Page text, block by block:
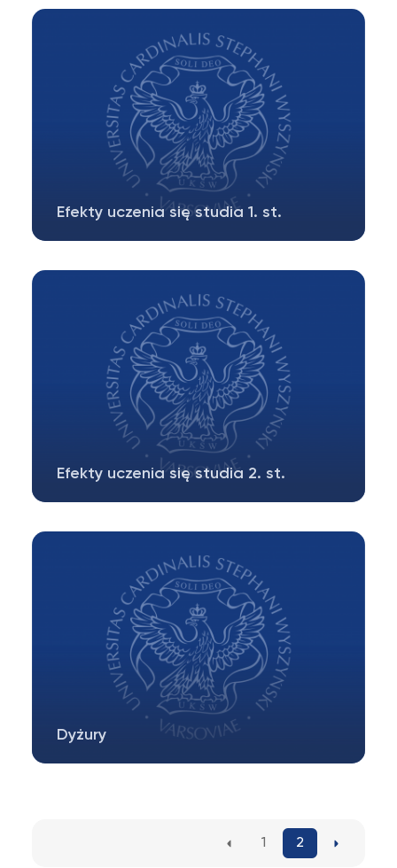
zgłaszania prac do konkursu o Nagrodę…
Efekty uczenia się studia 1. st.
(licencjackich) na kierunku dziennikarstwo…
Efekty uczenia się studia 2. st.
(magisterskich) na kierunku dziennikarstwo…
Dyżury
1 2